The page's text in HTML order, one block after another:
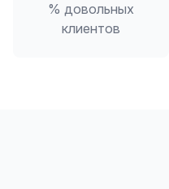
% довольных
клиентов